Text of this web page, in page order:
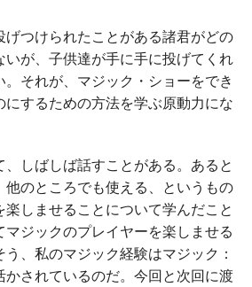
つけられたことがある諸君がどの
が、子供達が手に手に投げてくれ
それが、マジック・ショーをでき
にするための方法を学ぶ原動力にな
しばしば話すことがある。あると
他のところでも使える、というもの
しませることについて学んだこと
ジックのプレイヤーを楽しませる
、私のマジック経験はマジック：
されているのだ。今回と次回に渡